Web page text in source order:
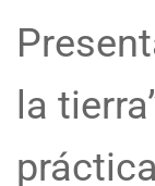
la